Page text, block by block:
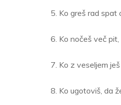
5. Ko greš rad spat
6. Ko nočeš več
7. Ko z veseljem
8. Ko ugotoviš, da